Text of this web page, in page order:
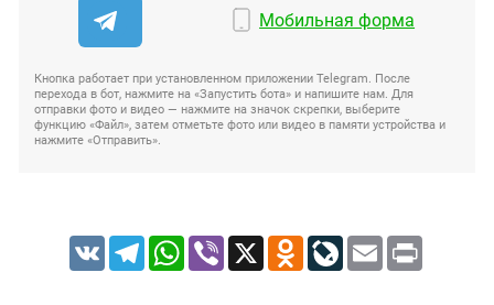
Мобильная форма
Кнопка работает при установленном приложении Telegram. После
перехода в бот, нажмите на «Запустить бота» и напишите нам. Для
отправки фото и видео — нажмите на значок скрепки, выберите
функцию «Файл», затем отметьте фото или видео в памяти устройства и
нажмите «Отправить».
VK TelegramWhatsApp
Viber X Odnoklassniki
LiveJournal
Email Print